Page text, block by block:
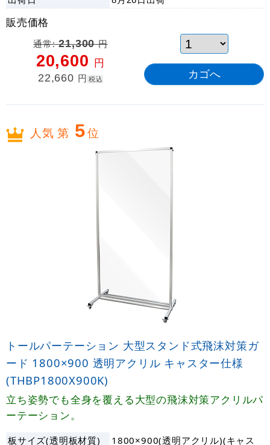
販売価格
通常:21,300円
20,600 円
22,660 円 税込
人気 第 5位
トールパーテーション 大型スタンド式飛沫対策ガ
ード 1800×900 透明アクリル キャスター仕様
(THBP1800X900K)
立ち姿勢でも全身を覆える大型の飛沫対策アクリルパ
ーテーション。
板サイズ(透明板材質)
1800×900(透明アクリル)(キャス